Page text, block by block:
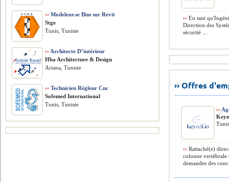
›› En tant
Direction des
sécurité ...
›› Offres
››
›› Rattaché(e)
colonne vertébrale
demandes des
›› Modeleur.se Bim sur Revit
Stge
Tunis, Tunisie
›› Architecte D’intérieur
Hba Architecture & Design
Ariana, Tunisie
›› Technicien Régleur Cnc
Sofemed International
Tunis, Tunisie